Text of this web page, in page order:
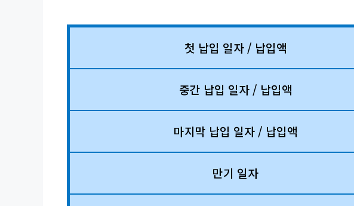
첫 납입 일자 / 납입액
중간 납입 일자 / 납입액
마지막 납입 일자 / 납입액
만기 일자